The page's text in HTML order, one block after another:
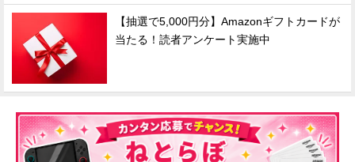
【抽選で5,000円分】Amazonギフトカードが
当たる！読者アンケート実施中